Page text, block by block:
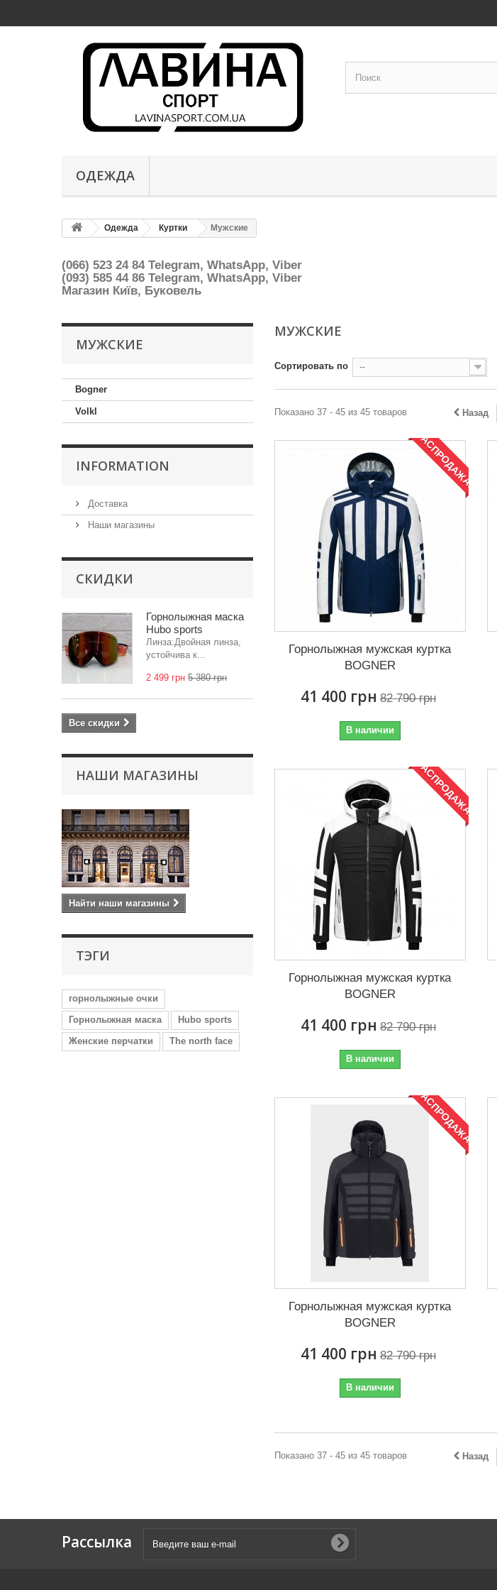
ОДЕЖДА
Одежда Куртки Мужские
(066) 523 24 84 Telegram, WhatsApp, Viber
(093) 585 44 86 Telegram, WhatsApp, Viber
Магазин Київ, Буковель
МУЖСКИЕ
Bogner
Volkl
INFORMATION
Доставка
Наши магазины
СКИДКИ
Горнолыжная маска
Hubo sports
Линза:Двойная линза,
устойчива к...
2 499 грн 5 380 грн
Все скидки
НАШИ МАГАЗИНЫ
Найти наши магазины
ТЭГИ
горнолыжные очки
Горнолыжная маска
Hubo sports
Женские перчатки
The north face
МУЖСКИЕ
Сортировать по --
Назад
Показано 37 - 45 из 45 товаров
РАСПРОДАЖА!
Горнолыжная мужская куртка
BOGNER
41 400 грн 82 790 грн
В наличии
РАСПРОДАЖА!
Горнолыжная мужская куртка
BOGNER
41 400 грн 82 790 грн
В наличии
РАСПРОДАЖА!
Горнолыжная мужская куртка
BOGNER
41 400 грн 82 790 грн
В наличии
Назад
Показано 37 - 45 из 45 товаров
Рассылка